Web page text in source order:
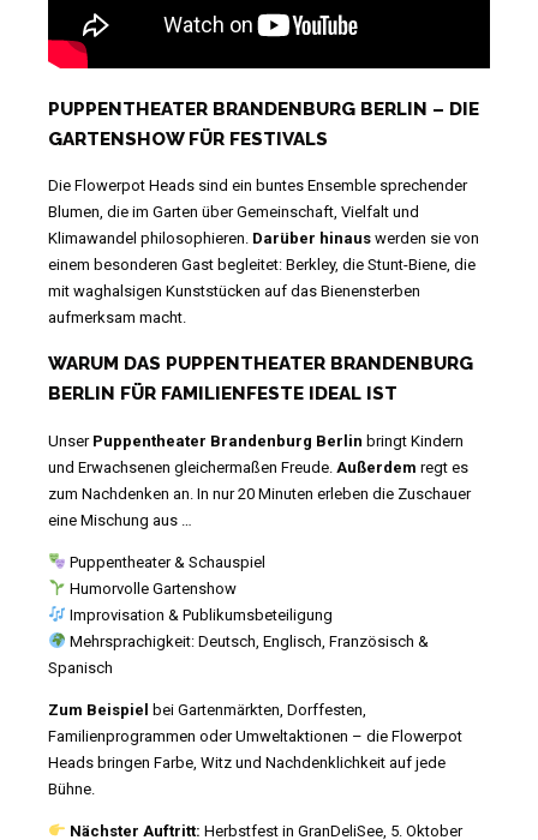
PUPPENTHEATER BRANDENBURG BERLIN – DIE
GARTENSHOW FÜR FESTIVALS
Die Flowerpot Heads sind ein buntes Ensemble sprechender
Blumen, die im Garten über Gemeinschaft, Vielfalt und
Klimawandel philosophieren. Darüber hinaus werden sie von
einem besonderen Gast begleitet: Berkley, die Stunt-Biene, die
mit waghalsigen Kunststücken auf das Bienensterben
aufmerksam macht.
WARUM DAS PUPPENTHEATER BRANDENBURG
BERLIN FÜR FAMILIENFESTE IDEAL IST
Unser Puppentheater Brandenburg Berlin bringt Kindern
und Erwachsenen gleichermaßen Freude. Außerdem regt es
zum Nachdenken an. In nur 20 Minuten erleben die Zuschauer
eine Mischung aus …
Puppentheater & Schauspiel
Humorvolle Gartenshow
Improvisation & Publikumsbeteiligung
Mehrsprachigkeit: Deutsch, Englisch, Französisch &
Spanisch
Zum Beispiel bei Gartenmärkten, Dorffesten,
Familienprogrammen oder Umweltaktionen – die Flowerpot
Heads bringen Farbe, Witz und Nachdenklichkeit auf jede
Bühne.
Nächster Auftritt: Herbstfest in GranDeliSee, 5. Oktober